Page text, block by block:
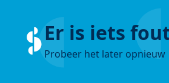
Er is iets
Probeer het later opnieuw